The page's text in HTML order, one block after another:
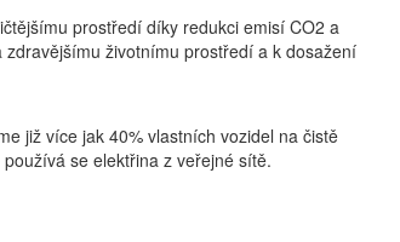
prostředí díky redukci emisí CO2 a
životnímu prostředí a k dosažení
již více jak 40% vlastních vozidel na čistě
se elektřina z veřejné sítě.